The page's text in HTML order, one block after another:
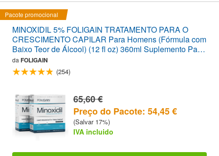
Pacote promocional
MINOXIDIL 5% FOLIGAIN TRATAMENTO PARA O
CRESCIMENTO CAPILAR Para Homens (Fórmula com
Baixo Teor de Álcool) (12 fl oz) 360ml Suplemento Para
6 Meses
da FOLIGAIN
(254)
65,60 €
Preço do Pacote: 54,45 €
(Salvar 17%)
IVA incluido